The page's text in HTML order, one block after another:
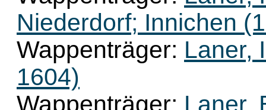
Niederdorf; Innichen
Wappenträger: Laner,
1604)
Wappenträger: Laner,